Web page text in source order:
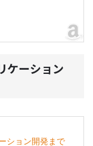
ケーション
ション開発まで